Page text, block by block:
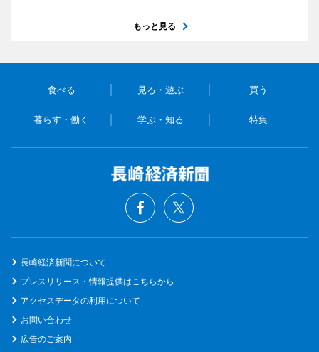
もっと見る
食べる 見る・遊ぶ 買う
暮らす・働く 学ぶ・知る 特集
長崎経済新聞について
プレスリリース・情報提供はこちらから
アクセスデータの利用について
お問い合わせ
広告のご案内